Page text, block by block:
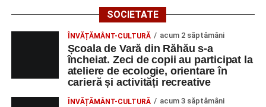
SOCIETATE
ÎNVĂȚĂMÂNT-CULTURĂ acum 2 săptămâni
Școala de Vară din Răhău s-a
încheiat. Zeci de copii au participat la
ateliere de ecologie, orientare în
carieră și activități recreative
ÎNVĂȚĂMÂNT-CULTURĂ acum 3 săptămâni